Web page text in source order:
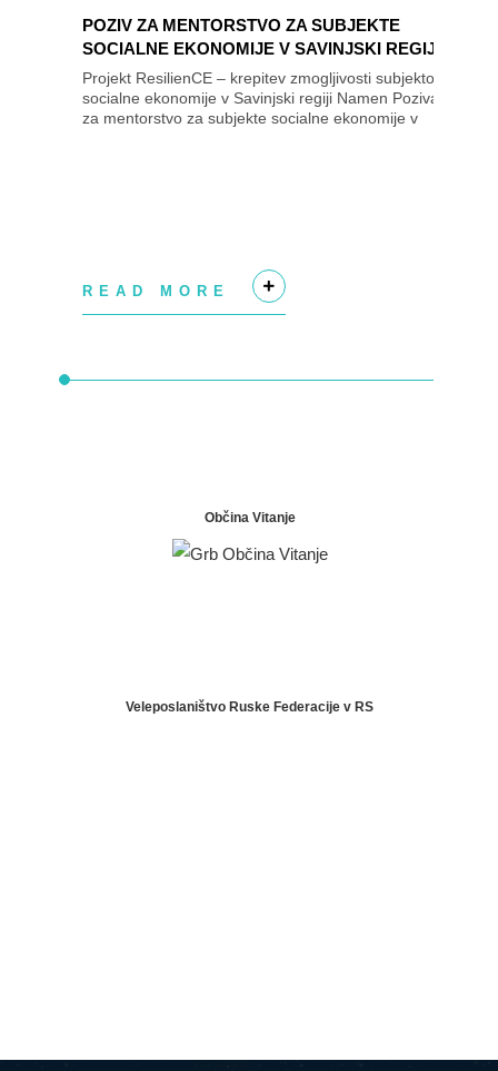
POZIV ZA MENTORSTVO ZA SUBJEKTE
SOCIALNE EKONOMIJE V SAVINJSKI REGIJI
Projekt ResilienCE – krepitev zmogljivosti subjektov
socialne ekonomije v Savinjski regiji Namen Poziva
za mentorstvo za subjekte socialne ekonomije v
READ MORE
+
Občina Vitanje
Veleposlaništvo Ruske Federacije v RS